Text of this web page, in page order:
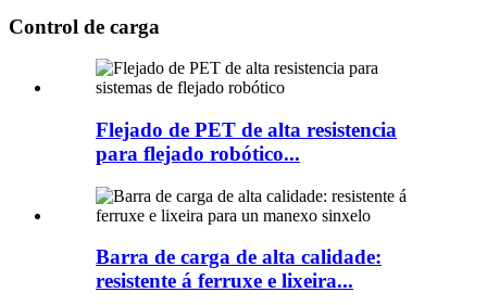
Control de carga
Flejado de PET de alta resistencia
para flejado robótico...
Barra de carga de alta calidade:
resistente á ferruxe e lixeira...